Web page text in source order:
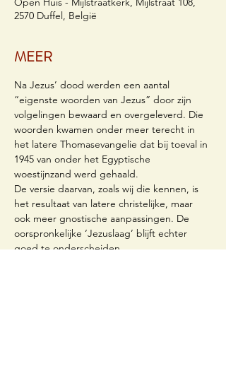
2570 Duffel, België
MEER
Na Jezus’ dood werden een aantal
“eigenste woorden van Jezus” door zijn
volgelingen bewaard en overgeleverd. Die
woorden kwamen onder meer terecht in
het latere Thomasevangelie dat bij toeval in
1945 van onder het Egyptische
woestijnzand werd gehaald.
De versie daarvan, zoals wij die kennen, is
het resultaat van latere christelijke, maar
ook meer gnostische aanpassingen. De
oorspronkelijke ‘Jezuslaag’ blijft echter
goed te onderscheiden.